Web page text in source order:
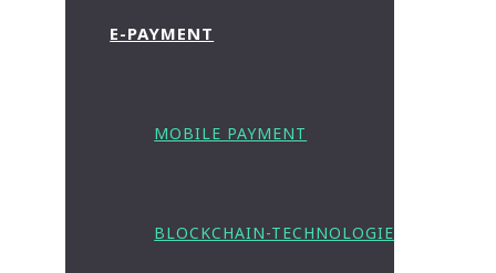
E-PAYMENT
MOBILE PAYMENT
BLOCKCHAIN-TECHNOLOGIE